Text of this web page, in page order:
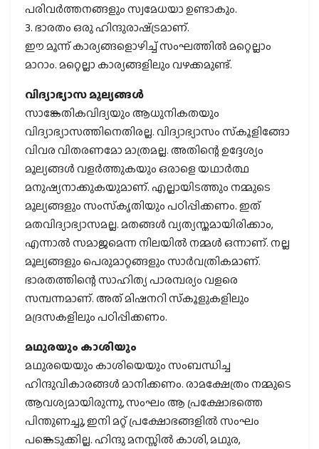
പരിവര്‍ത്തനങ്ങളും സ്വമേധയാ ഉണ്ടാകും.
3. ഭാരതം ഒരു ഹിന്ദുരാഷ്‌ട്രമാണ്.
ഈ മൂന്ന് കാര്യങ്ങളൊഴിച്ച് സംഘത്തില്‍ മറ്റെല്ലാം
മാറാം. മറ്റെല്ലാ കാര്യങ്ങളിലും വഴക്കമുണ്ട്.
വിദ്യാഭ്യാസ മൂല്യങ്ങള്‍
സാങ്കേതികവിദ്യയും ആധുനികതയും
വിദ്യാഭ്യാസത്തിനെതിരല്ല. വിദ്യാഭ്യാസം സ്‌കൂളിങ്ങോ
വിവര വിതരണമോ മാത്രമല്ല. അതിന്റെ ഉദ്ദേശ്യം
മൂല്യങ്ങള്‍ വളര്‍ത്തുകയും ഒരാളെ യഥാര്‍ത്ഥ
മനുഷ്യനാക്കുകയുമാണ്. എല്ലായിടത്തും നമ്മുടെ
മൂല്യങ്ങളും സംസ്‌കൃതിയും പഠിപ്പിക്കണം. ഇത്
മതവിദ്യാഭ്യാസമല്ല. മതങ്ങള്‍ വ്യത്യസ്തമായിരിക്കാം,
എന്നാല്‍ സമാജമെന്ന നിലയില്‍ നമ്മള്‍ ഒന്നാണ്. നല്ല
മൂല്യങ്ങളും പെരുമാറ്റങ്ങളും സാര്‍വത്രികമാണ്.
ഭാരതത്തിന്റെ സാഹിത്യ പാരമ്പര്യം വളരെ
സമ്പന്നമാണ്. അത് മിഷനറി സ്‌കൂളുകളിലും
മദ്രസകളിലും പഠിപ്പിക്കണം.
മഥുരയും കാശിയും
മഥുരയെയും കാശിയെയും സംബന്ധിച്ച
ഹിന്ദുവികാരങ്ങള്‍ മാനിക്കണം. രാമക്ഷേത്രം നമ്മുടെ
ആവശ്യമായിരുന്നു, സംഘം ആ പ്രക്ഷോഭത്തെ
പിന്തുണച്ചു, ഇനി മറ്റ് പ്രക്ഷോഭങ്ങളില്‍ സംഘം
പങ്കെടുക്കില്ല. ഹിന്ദു മനസ്സില്‍ കാശി, മഥുര,